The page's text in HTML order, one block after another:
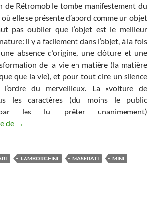
de Rétromobile tombe manifestement du
elle se présente d’abord comme un objet
pas oublier que l’objet est le meilleur
il y a facilement dans l’objet, à la fois
absence d’origine, une clôture et une
de la vie en matière (la matière
que la vie), et pour tout dire un silence
du merveilleux. La «voiture de
les caractères (du moins le public
par les lui prêter unanimement)
de Rétromobile 2020: le design premium
→
LAMBORGHINI MASERATI
MINI